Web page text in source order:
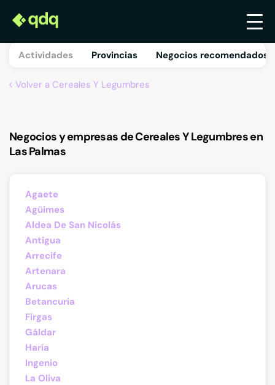
Actividades Provincias Negocios recomendados
Volver a Cereales Y Legumbres
Negocios y empresas de Cereales Y Legumbres en
Las Palmas
Agaete
Agüimes
Aldea De San Nicolás
Antigua
Arrecife
Artenara
Arucas
Betancuria
Firgas
Gáldar
Haría
Ingenio
La Oliva